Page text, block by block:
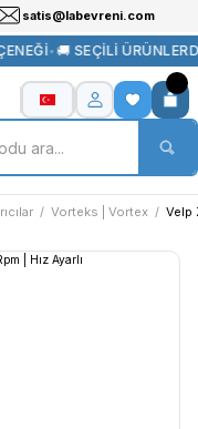
satis@labevreni.com
•🚚 SEÇİLİ
Vorteks | Vortex Velp